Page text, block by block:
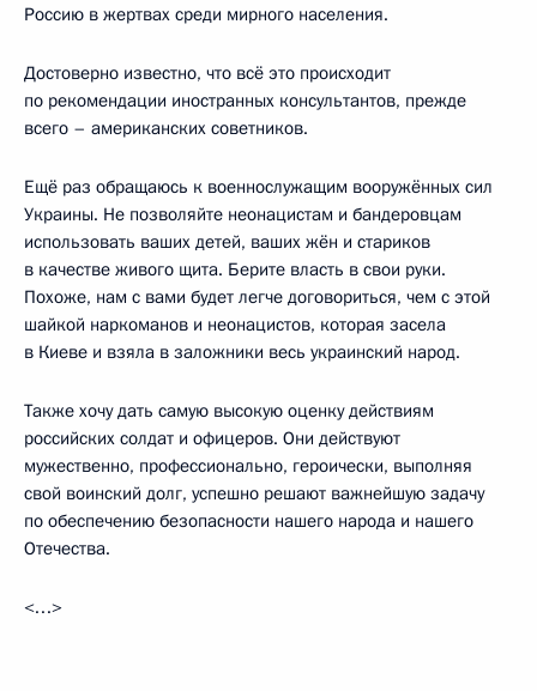
Россию в жертвах среди мирного населения.
Достоверно известно, что всё это происходит
по рекомендации иностранных консультантов, прежде
всего – американских советников.
Ещё раз обращаюсь к военнослужащим вооружённых сил
Украины. Не позволяйте неонацистам и бандеровцам
использовать ваших детей, ваших жён и стариков
в качестве живого щита. Берите власть в свои руки.
Похоже, нам с вами будет легче договориться, чем с этой
шайкой наркоманов и неонацистов, которая засела
в Киеве и взяла в заложники весь украинский народ.
Также хочу дать самую высокую оценку действиям
российских солдат и офицеров. Они действуют
мужественно, профессионально, героически, выполняя
свой воинский долг, успешно решают важнейшую задачу
по обеспечению безопасности нашего народа и нашего
Отечества.
<…>